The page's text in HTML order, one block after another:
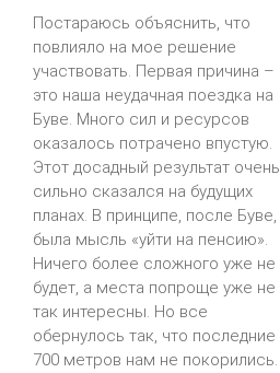
Постараюсь объяснить, что
повлияло на мое решение
участвовать. Первая причина –
это наша неудачная поездка на
Буве. Много сил и ресурсов
оказалось потрачено впустую.
Этот досадный результат очень
сильно сказался на будущих
планах. В принципе, после Буве,
была мысль «уйти на пенсию».
Ничего более сложного уже не
будет, а места попроще уже не
так интересны. Но все
обернулось так, что последние
700 метров нам не покорились.